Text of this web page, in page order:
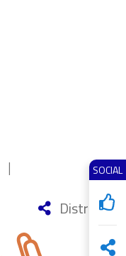
SOCIAL
|
Distribuie